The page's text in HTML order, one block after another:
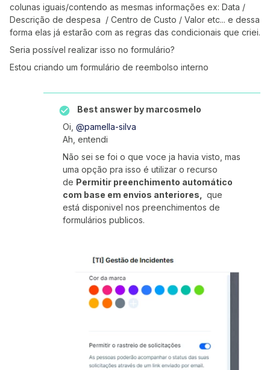
colunas iguais/contendo as mesmas informações ex: Data /
Descrição de despesa / Centro de Custo / Valor etc... e dessa
forma elas já estarão com as regras das condicionais que criei.
Seria possível realizar isso no formulário?
Estou criando um formulário de reembolso interno
Best answer by marcosmelo
Oi, @pamella-silva
Ah, entendi
Não sei se foi o que voce ja havia visto, mas
uma opção pra isso é utilizar o recurso
de Permitir preenchimento automático
com base em envios anteriores,
que
está disponivel nos preenchimentos de
formulários publicos.